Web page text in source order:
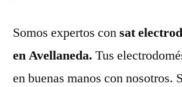
Somos expertos consat
en Avellaneda. Tus
en buenas manos con nosotros.